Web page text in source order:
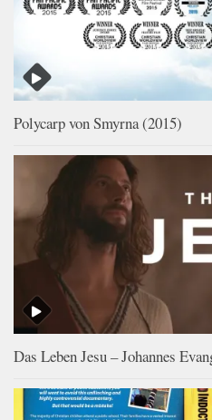
Polycarp von Smyrna (2015)
Das Leben Jesu – Johannes